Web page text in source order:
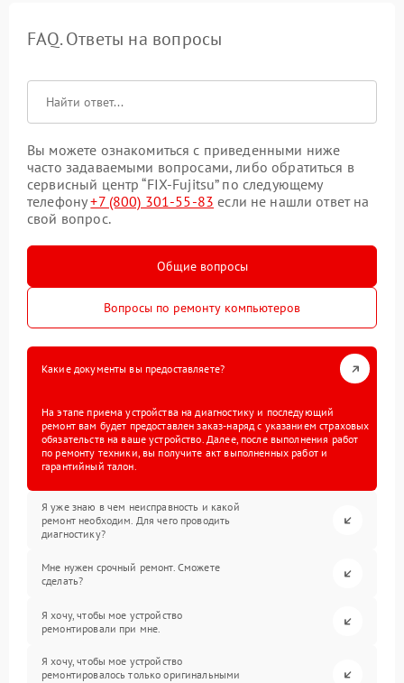
FAQ. Ответы на вопросы
Вы можете ознакомиться с приведенными ниже
часто задаваемыми вопросами, либо обратиться в
сервисный центр “FIX-Fujitsu” по следующему
телефону+7 (800) 301-55-83 если не нашли ответ на
свой вопрос.
Общие вопросы
Вопросы по ремонту компьютеров
Какие документы вы предоставляете?
На этапе приема устройства на диагностику и последующий
ремонт вам будет предоставлен заказ-наряд с указанием страховых
обязательств на ваше устройство. Далее, после выполнения работ
по ремонту техники, вы получите акт выполненных работ и
гарантийный талон.
Я уже знаю в чем неисправность и какой
ремонт необходим. Для чего проводить
диагностику?
Мне нужен срочный ремонт. Сможете
сделать?
Я хочу, чтобы мое устройство
ремонтировали при мне.
Я хочу, чтобы мое устройство
ремонтировалось только оригинальными